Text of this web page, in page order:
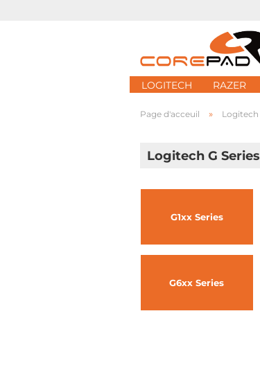
LOGITECH RAZER
Page d'acceuil » Logitech
Logitech G Series
G1xx Series
G6xx Series